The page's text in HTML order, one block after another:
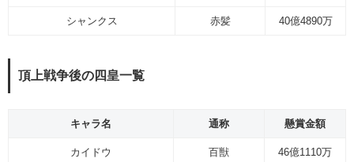
シャンクス 赤髪 40億4890万
頂上戦争後の四皇一覧
キャラ名 通称 懸賞金額
カイドウ 百獣 46億1110万